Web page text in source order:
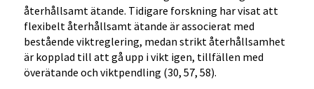
återhållsamt ätande. Tidigare forskning har visat att
flexibelt återhållsamt ätande är associerat med
bestående viktreglering, medan strikt återhållsamhet
är kopplad till att gå upp i vikt igen, tillfällen med
överätande och viktpendling (30, 57, 58).